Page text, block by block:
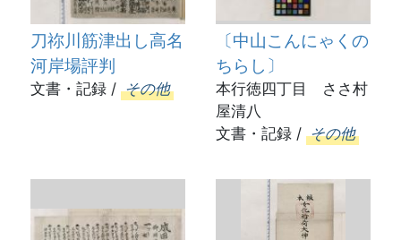
刀祢川筋津出し高名
河岸場評判
文書・記録 / その他
〔中山こんにゃくの
ちらし〕
本行徳四丁目 ささ村
屋清八
文書・記録 / その他